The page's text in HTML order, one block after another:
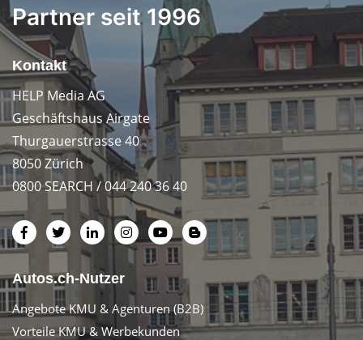
Partner seit 1996
Kontakt
HELP Media AG
Geschäftshaus Airgate
Thurgauerstrasse 40
8050 Zürich
0800 SEARCH / 044 240 36 40
Autos.ch-Nutzer
Angebote KMU & Agenturen (B2B)
Vorteile KMU & Werbekunden